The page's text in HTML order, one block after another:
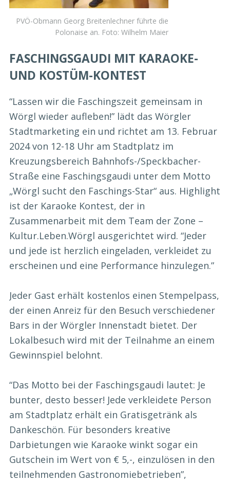
PVÖ-Obmann Georg Breitenlechner führte die
Polonaise an. Foto: Wilhelm Maier
FASCHINGSGAUDI MIT KARAOKE-
UND KOSTÜM-KONTEST
“Lassen wir die Faschingszeit gemeinsam in
Wörgl wieder aufleben!” lädt das Wörgler
Stadtmarketing ein und richtet am 13. Februar
2024 von 12-18 Uhr am Stadtplatz im
Kreuzungsbereich Bahnhofs-/Speckbacher-
Straße eine Faschingsgaudi unter dem Motto
„Wörgl sucht den Faschings-Star“ aus. Highlight
ist der Karaoke Kontest, der in
Zusammenarbeit mit dem Team der Zone –
Kultur.Leben.Wörgl ausgerichtet wird. “Jeder
und jede ist herzlich eingeladen, verkleidet zu
erscheinen und eine Performance hinzulegen.”
Jeder Gast erhält kostenlos einen Stempelpass,
der einen Anreiz für den Besuch verschiedener
Bars in der Wörgler Innenstadt bietet. Der
Lokalbesuch wird mit der Teilnahme an einem
Gewinnspiel belohnt.
“Das Motto bei der Faschingsgaudi lautet: Je
bunter, desto besser! Jede verkleidete Person
am Stadtplatz erhält ein Gratisgetränk als
Dankeschön. Für besonders kreative
Darbietungen wie Karaoke winkt sogar ein
Gutschein im Wert von € 5,-, einzulösen in den
teilnehmenden Gastronomiebetrieben”,